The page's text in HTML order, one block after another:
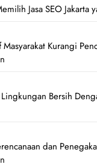
Jasa SEO Jakarta
Kurangi
Bersih
dan